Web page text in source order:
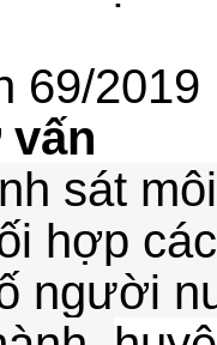
69/2019
vấn
sát
hợp
người